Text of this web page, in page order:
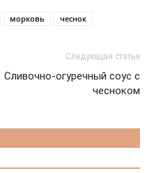
морковь чеснок
Следующая статья
Сливочно-огуречный соус с
чесноком